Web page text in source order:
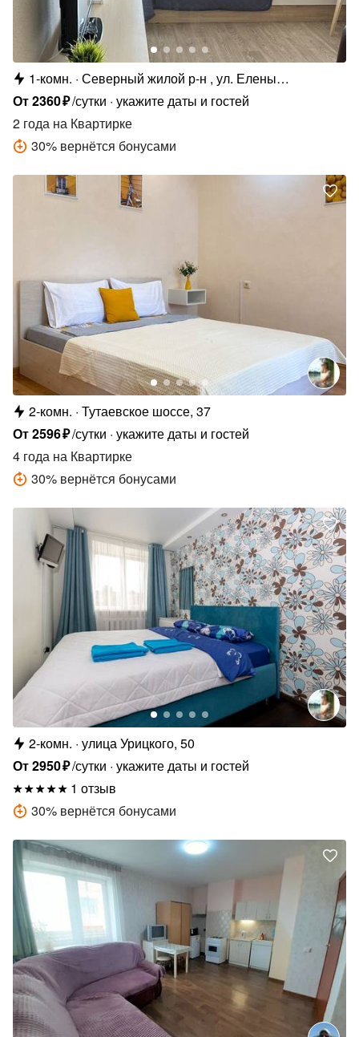
1-комн. Северный жилой р-н , ул. Елены
Колесовой, 26Б
От2360₽/сутки укажите даты и гостей
2 года на Квартирке
30% вернётся бонусами
2-комн. Тутаевское шоссе, 37
От2596₽/сутки укажите даты и гостей
4 года на Квартирке
30% вернётся бонусами
2-комн. улица Урицкого, 50
От2950₽/сутки укажите даты и гостей
1 отзыв
30% вернётся бонусами